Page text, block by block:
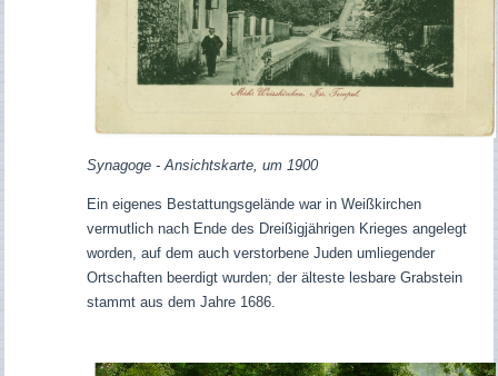
Synagoge - Ansichtskarte, um 1900
Ein eigenes Bestattungsgelände war in Weißkirchen
vermutlich nach Ende des Dreißigjährigen Krieges angelegt
worden, auf dem auch verstorbene Juden umliegender
Ortschaften beerdigt wurden; der älteste lesbare Grabstein
stammt aus dem Jahre 1686.